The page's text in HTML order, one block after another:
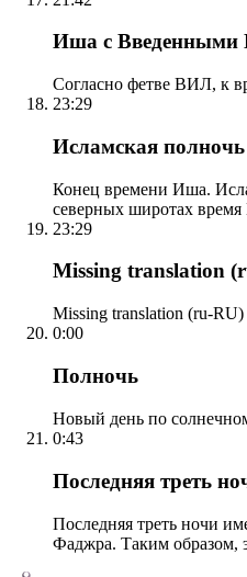
Иша с Введенными
Согласно фетве ВИЛ, к
23:29
Исламская полночь
Конец времени Иша.
северных широтах
23:29
Missing translation
Missing translation (ru-
0:00
Полночь
0:43
Последняя треть
Последняя треть ночи
Фаджра. Таким образом,